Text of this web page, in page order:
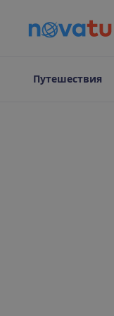
Путешествия